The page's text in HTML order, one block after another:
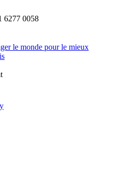
6277 0058
le monde pour le mieux